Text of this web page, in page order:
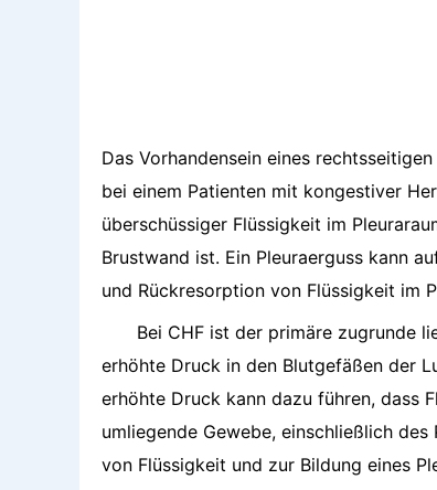
Das Vorhandensein eines
bei einem Patienten mit kongestiver
überschüssiger Flüssigkeit im
Brustwand ist. Ein Pleuraerguss kann
und Rückresorption von Flüssigkeit im
Bei CHF ist der primäre zugrunde
erhöhte Druck in den Blutgefäßen der
erhöhte Druck kann dazu führen, dass
umliegende Gewebe, einschließlich
von Flüssigkeit und zur Bildung eines